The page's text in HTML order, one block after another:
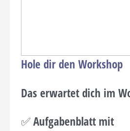
Hole dir den Workshop
Das erwartet dich im
✅ Aufgabenblatt mit